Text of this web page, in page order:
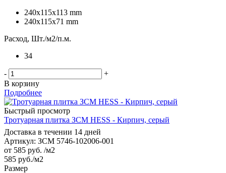
240х115х113 mm
240х115х71 mm
Расход, Шт./м2/п.м.
34
-
+
В корзину
Подробнее
Быстрый просмотр
Тротуарная плитка ЗСМ HESS - Кирпич, серый
Доставка в течении 14 дней
Артикул: ЗСМ 5746-102006-001
от 585 руб. /м2
585 руб./м2
Размер